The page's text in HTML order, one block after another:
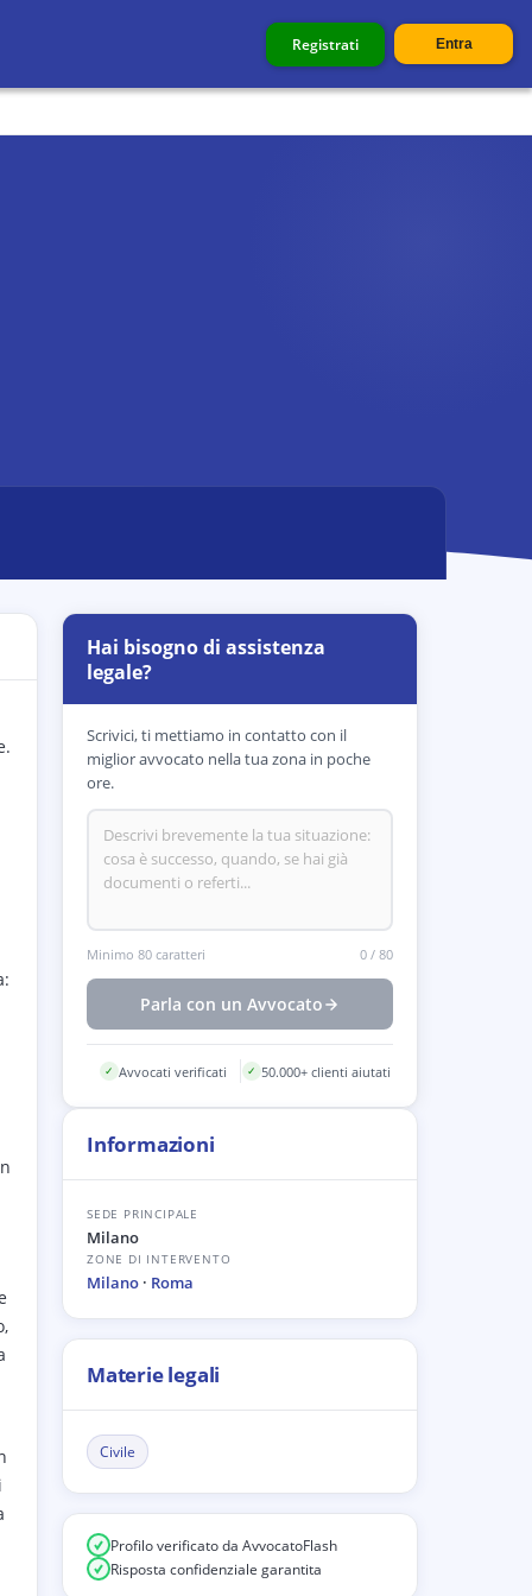
Registrati Entra
Hai bisogno di assistenza
legale?
Scrivici, ti mettiamo in contatto con il
miglior avvocato nella tua zona in poche
ore.
Minimo 80 caratteri 0 / 80
Parla con un Avvocato
✓ Avvocati verificati ✓ 50.000+ clienti aiutati
Informazioni
SEDE PRINCIPALE
Milano
ZONE DI INTERVENTO
Milano · Roma
Materie legali
Civile
Profilo verificato da AvvocatoFlash
Risposta confidenziale garantita